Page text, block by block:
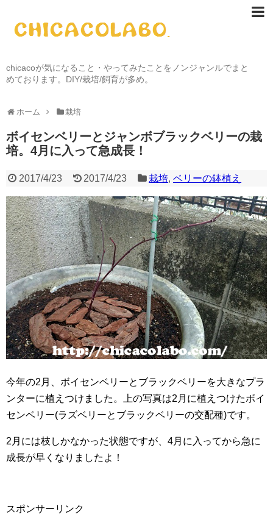
chicacoが気になること・やってみたことをノンジャンルでまと
めております。DIY/栽培/飼育が多め。
ホーム 栽培
ボイセンベリーとジャンボブラックベリーの栽
培。4月に入って急成長！
2017/4/23 2017/4/23 栽培,ベリーの鉢植え
今年の2月、ボイセンベリーとブラックベリーを大きなプラ
ンターに植えつけました。上の写真は2月に植えつけたボイ
センベリー(ラズベリーとブラックベリーの交配種)です。
2月には枝しかなかった状態ですが、4月に入ってから急に
成長が早くなりましたよ！
スポンサーリンク